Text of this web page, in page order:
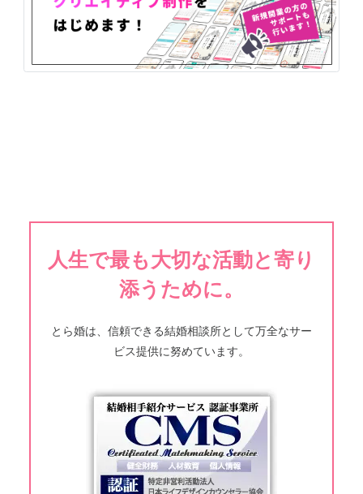
人生で最も大切な活動と寄り
添うために。
とら婚は、信頼できる結婚相談所として万全なサー
ビス提供に努めています。